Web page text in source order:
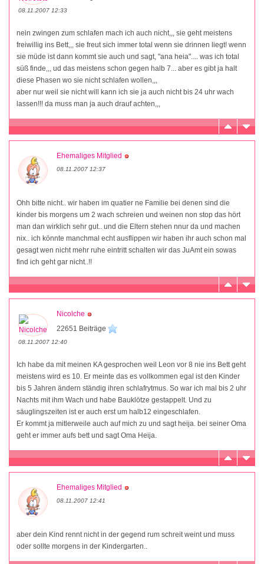
08.11.2007 12:33
nein zwingen zum schlafen mach ich auch nicht,,, sie geht meistens
freiwillig ins Bett,,, sie freut sich immer total wenn sie drinnen liegt! wenn
sie müde ist dann kommt sie auch und sagt, "ana heia".... was ich total
süß finde,,, ud das meistens schon gegen halb 7... aber es gibt ja halt
diese Phasen wo sie nicht schlafen wollen,,,
aber nur weil sie nicht will kann ich sie ja auch nicht bis 24 uhr wach
lassen!!! da muss man ja auch drauf achten,,,
Ehemaliges Mitglied
08.11.2007 12:37
Ohh bitte nicht.. wir haben im quatier ne Familie bei denen sind die
kinder bis morgens um 2 wach schreien und weinen non stop das hört
man dan wirklich sehr gut.. und die Eltern stehen nnur da und machen
nix.. ich könnte manchmal echt ausflippen wir haben ihr auch schon mal
gesagt wen nicht mehr ruhe eintritt schalten wir das JuAmt ein sowas
find ich geht gar nicht..!!
Nicolche
22651 Beiträge
08.11.2007 12:40
Ich habe da mit meinen KA gesprochen weil Leon vor 8 nie ins Bett geht
meistens wird es 10. Er meinte das es vollkommen egal ist den Kinder
bis 5 Jahren ändern ständig ihren schlafrytmus. So war ich mal bis 2 uhr
Nachts mit ihm Wach und habe Bauklötze gestappelt. Und zu
säuglingszeiten ist er auch erst um halb12 eingeschlafen.
Er kommt ja mitlerweile auch auf mich zu und sagt heija. bei seiner Oma
geht er immer aufs bett und sagt Oma Heija.
Ehemaliges Mitglied
08.11.2007 12:41
aber dein Kind rennt nicht in der gegend rum schreit weint und muss
oder sollte morgens in der Kindergarten..